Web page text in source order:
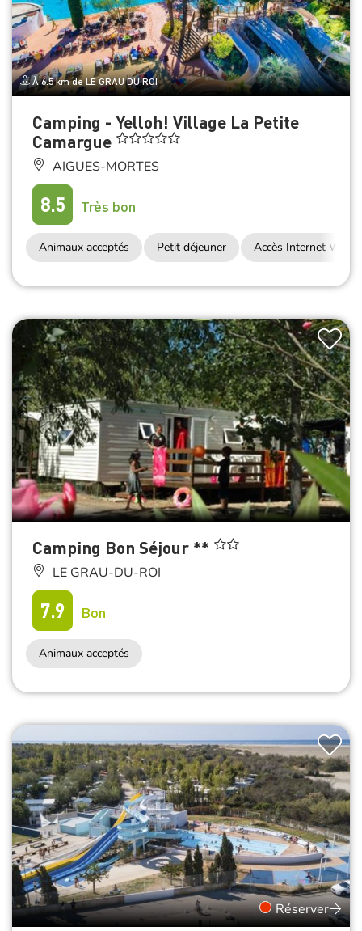
À 6.5 km de LE GRAU DU ROI
Camping - Yelloh! Village La Petite
Camargue
AIGUES-MORTES
8.5 Très bon
Animaux acceptés Petit déjeuner Accès Internet Wifi
Camping Bon Séjour **
LE GRAU-DU-ROI
7.9 Bon
Animaux acceptés
Réserver